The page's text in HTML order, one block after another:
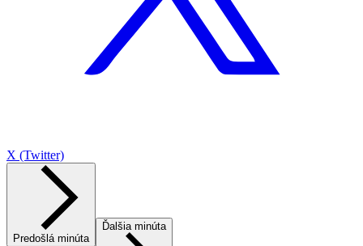
X (Twitter)
Predošlá minúta
Ďalšia minúta